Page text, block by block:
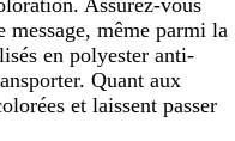
Assurez-vous
même parmi la
en polyester anti-
Quant aux
et laissent passer